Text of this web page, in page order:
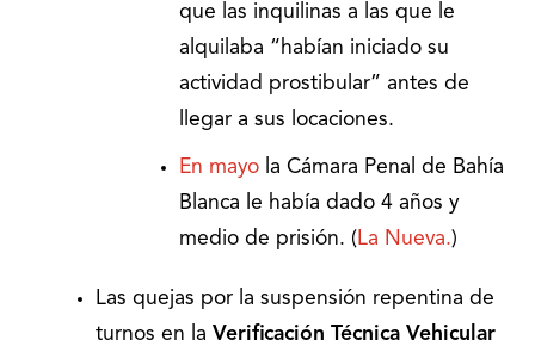
que las inquilinas a las que le
alquilaba “habían iniciado su
actividad prostibular” antes de
llegar a sus locaciones.
En mayo la Cámara Penal de Bahía
Blanca le había dado 4 años y
medio de prisión. ( La Nueva.)
Las quejas por la suspensión repentina de
turnos en la Verificación Técnica Vehicular